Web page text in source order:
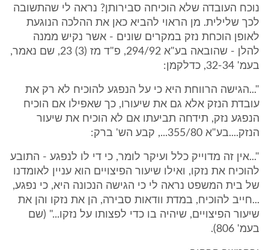
נוכח העובדה שלא הוכיחה סבירותן? נראה לי שהתשובה
לכך שלילית. מן הראוי להביא כאן את ההלכה הנוגעת
לאופן הוכחת נזק במקרים שונים - אשר נקיש ממנה
להלן - שהובאה בע"א 294/92, פ"ד מז (3) 23, שם נאמר,
בעמ' 32-34, כדלקמן:
"...הגישה הרווחת היא כי על הנפגע להוכיח לא רק את
עובדת הנזק אלא גם את שיעורו, כך שאפילו אם הוכיח
הנפגע נזק, תידחה תביעתו אם לא הוכיח את שיעור
הנזק....בע"א 355/80..., קבע הש' ברק:
"...אין זה מדוייק כלל ועיקר לומר, כי די לו לנפגע - התובע
להוכיח את נזקו, ואילו שיעור הפיצויים הוא עניין לאומדנו
של בית המשפט נראה לי כי הגישה הנכונה היא, כי נפגע,
...חייב להוכיח, במדת וודאות סבירה, הן את נזקו והן את
שיעור הפיצויים, שיהיה בו כדי לפצותו על נזקו..." (שם
בעמ' 806).